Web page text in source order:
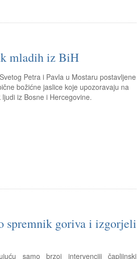
mladih iz BiH
Petra i Pavla u Mostaru postavljene
božićne jaslice koje upozoravaju na
ljudi iz Bosne i Hercegovine.
spremnik goriva i izgorjeli
samo brzoj intervenciji čapljinski